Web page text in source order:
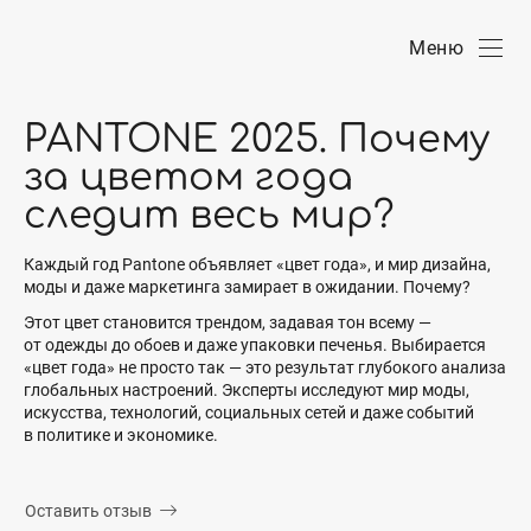
Меню
PANTONE 2025. Почему
за цветом года
следит весь мир?
Каждый год Pantone объявляет «цвет года», и мир дизайна,
моды и даже маркетинга замирает в ожидании. Почему?
Этот цвет становится трендом, задавая тон всему —
от одежды до обоев и даже упаковки печенья. Выбирается
«цвет года» не просто так — это результат глубокого анализа
глобальных настроений. Эксперты исследуют мир моды,
искусства, технологий, социальных сетей и даже событий
в политике и экономике.
Оставить отзыв